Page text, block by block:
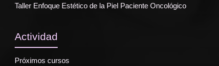
Taller Enfoque Estético de la Piel Paciente Oncológico
Actividad
Próximos cursos